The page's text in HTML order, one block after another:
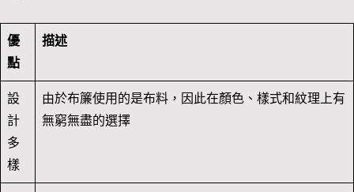
優
點
描述
設
計
多
樣
由於布簾使用的是布料，因此在顏色、樣式和紋理上有
無窮無盡的選擇